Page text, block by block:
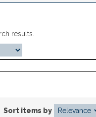
results.
Sort items by